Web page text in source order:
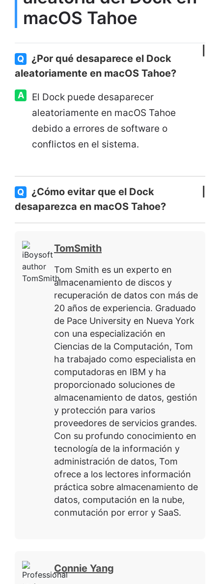
macOS Tahoe
Q
¿Por qué desaparece el Dock
aleatoriamente en macOS Tahoe?
A
El Dock puede desaparecer
aleatoriamente en macOS Tahoe
debido a errores de software o
conflictos en el sistema.
Q
¿Cómo evitar que el Dock
desaparezca en macOS Tahoe?
TomSmith
Tom Smith es un experto en
almacenamiento de discos y
recuperación de datos con más de
20 años de experiencia. Graduado
de Pace University en Nueva York
con una especialización en
Ciencias de la Computación, Tom
ha trabajado como especialista en
computadoras en IBM y ha
proporcionado soluciones de
almacenamiento de datos, gestión
y protección para varios
proveedores de servicios grandes.
Con su profundo conocimiento en
tecnología de la información y
administración de datos, Tom
ofrece a los lectores información
práctica sobre almacenamiento de
datos, computación en la nube,
conmutación por error y SaaS.
Connie Yang